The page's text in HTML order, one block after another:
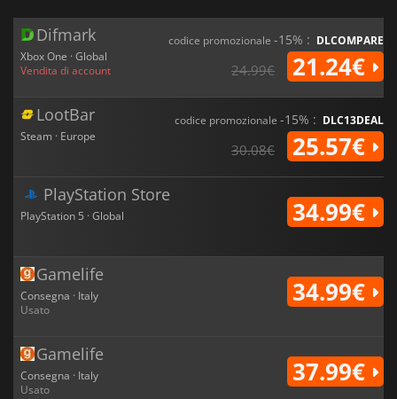
Difmark
Xbox One · Global
Vendita di account
codice promozionale -15% : DLCOMPARE
24.99€ 21.24€
LootBar
Steam · Europe
codice promozionale -15% : DLC13DEAL
30.08€ 25.57€
PlayStation Store
PlayStation 5 · Global 34.99€
Gamelife
Consegna · Italy
Usato
34.99€
Gamelife
Consegna · Italy
Usato
37.99€